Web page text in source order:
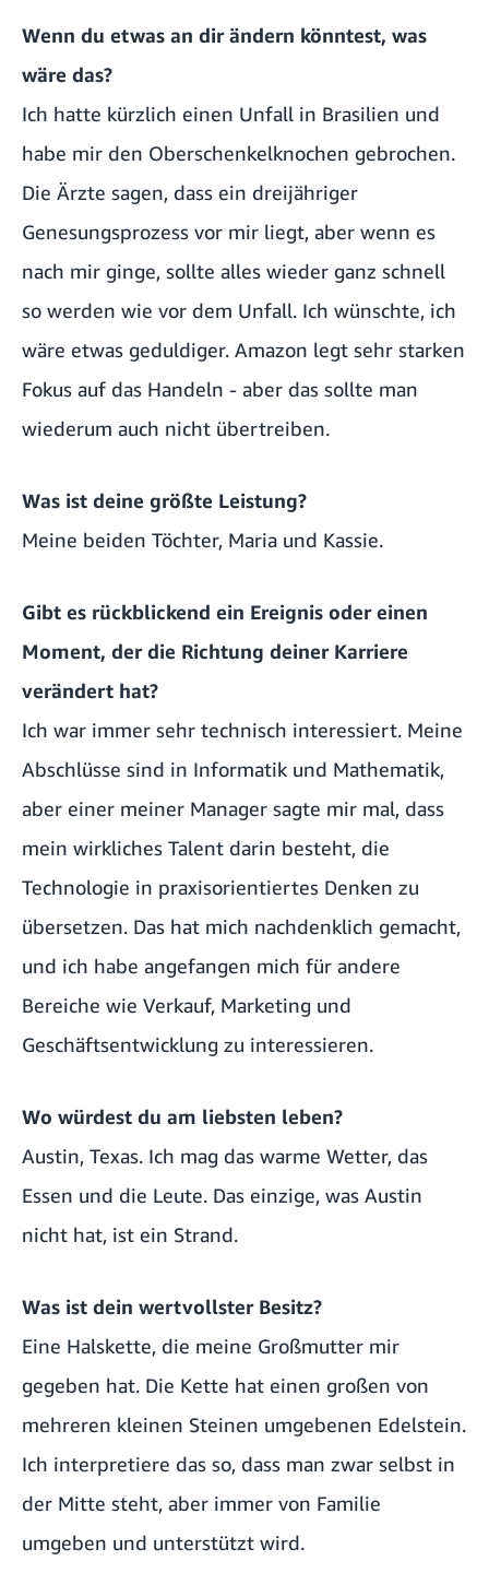
Wenn du etwas an dir ändern könntest, was
wäre das?
Ich hatte kürzlich einen Unfall in Brasilien und
habe mir den Oberschenkelknochen gebrochen.
Die Ärzte sagen, dass ein dreijähriger
Genesungsprozess vor mir liegt, aber wenn es
nach mir ginge, sollte alles wieder ganz schnell
so werden wie vor dem Unfall. Ich wünschte, ich
wäre etwas geduldiger. Amazon legt sehr starken
Fokus auf das Handeln - aber das sollte man
wiederum auch nicht übertreiben.
Was ist deine größte Leistung?
Meine beiden Töchter, Maria und Kassie.
Gibt es rückblickend ein Ereignis oder einen
Moment, der die Richtung deiner Karriere
verändert hat?
Ich war immer sehr technisch interessiert. Meine
Abschlüsse sind in Informatik und Mathematik,
aber einer meiner Manager sagte mir mal, dass
mein wirkliches Talent darin besteht, die
Technologie in praxisorientiertes Denken zu
übersetzen. Das hat mich nachdenklich gemacht,
und ich habe angefangen mich für andere
Bereiche wie Verkauf, Marketing und
Geschäftsentwicklung zu interessieren.
Wo würdest du am liebsten leben?
Austin, Texas. Ich mag das warme Wetter, das
Essen und die Leute. Das einzige, was Austin
nicht hat, ist ein Strand.
Was ist dein wertvollster Besitz?
Eine Halskette, die meine Großmutter mir
gegeben hat. Die Kette hat einen großen von
mehreren kleinen Steinen umgebenen Edelstein.
Ich interpretiere das so, dass man zwar selbst in
der Mitte steht, aber immer von Familie
umgeben und unterstützt wird.